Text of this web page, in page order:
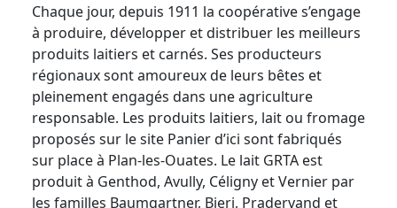
Chaque jour, depuis 1911 la coopérative s’engage
à produire, développer et distribuer les meilleurs
produits laitiers et carnés. Ses producteurs
régionaux sont amoureux de leurs bêtes et
pleinement engagés dans une agriculture
responsable. Les produits laitiers, lait ou fromage
proposés sur le site Panier d’ici sont fabriqués
sur place à Plan-les-Ouates. Le lait GRTA est
produit à Genthod, Avully, Céligny et Vernier par
les familles Baumgartner, Bieri, Pradervand et